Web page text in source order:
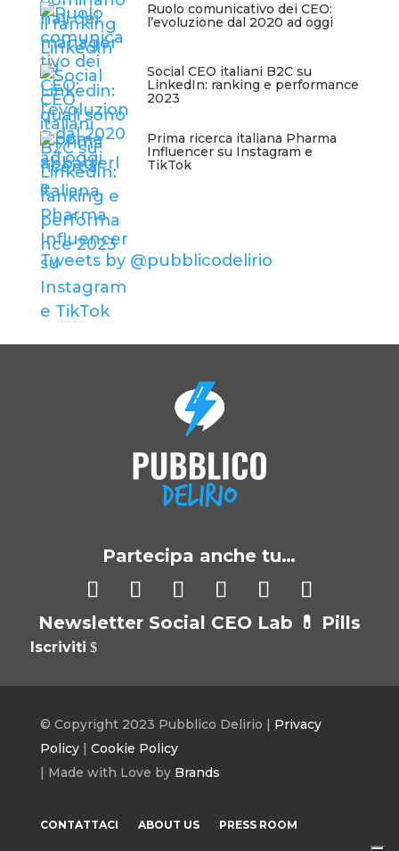
Ruolo comunicativo dei CEO:
l’evoluzione dal 2020 ad oggi
Social CEO italiani B2C su
LinkedIn: ranking e performance
2023
Prima ricerca italiana Pharma
Influencer su Instagram e
TikTok
Tweets by @pubblicodelirio
Partecipa anche tu…
Newsletter Social CEO Lab 💊 Pills
Iscriviti
© Copyright 2023 Pubblico Delirio | Privacy
Policy| Cookie Policy
| Made with Love by Brands
CONTATTACI ABOUT US PRESS ROOM